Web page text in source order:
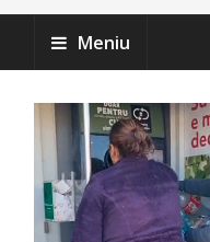
Meniu